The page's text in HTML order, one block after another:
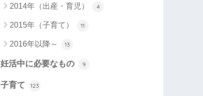
2014年（出産・育児） 4
2015年（子育て） 11
2016年以降～ 13
妊活中に必要なもの 9
子育て 123